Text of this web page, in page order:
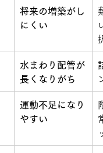
将来の増築がし
にくい
水まわり配管が
長くなりがち
運動不足になり
やすい